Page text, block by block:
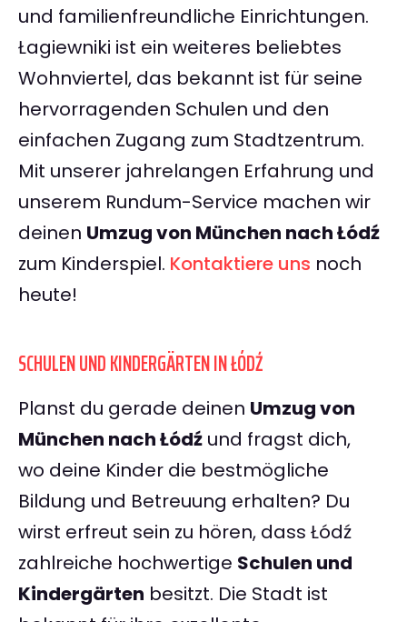
und familienfreundliche Einrichtungen.
Łagiewniki ist ein weiteres beliebtes
Wohnviertel, das bekannt ist für seine
hervorragenden Schulen und den
einfachen Zugang zum Stadtzentrum.
Mit unserer jahrelangen Erfahrung und
unserem Rundum-Service machen wir
deinen Umzug von München nach Łódź
zum Kinderspiel. Kontaktiere uns noch
heute!
SCHULEN UND KINDERGÄRTEN IN ŁÓDŹ
Planst du gerade deinen Umzug von
München nach Łódź und fragst dich,
wo deine Kinder die bestmögliche
Bildung und Betreuung erhalten? Du
wirst erfreut sein zu hören, dass Łódź
zahlreiche hochwertige Schulen und
Kindergärten besitzt. Die Stadt ist